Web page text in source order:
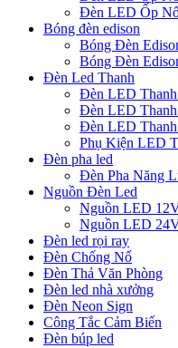
Đèn LED Ốp
Bóng đèn edison
Bóng Đèn
Bóng Đèn
Đèn Led Thanh
Đèn LED
Đèn LED
Đèn LED
Phụ Kiện LED
Đèn pha led
Đèn Pha Năng
Nguồn Đèn Led
Nguồn LED
Nguồn LED
Đèn led rọi ray
Đèn Chống Nổ
Đèn Thả Văn Phòng
Đèn led nhà xưởng
Đèn Neon Sign
Công Tắc Cảm Biến
Đèn búp led